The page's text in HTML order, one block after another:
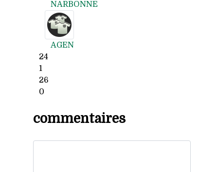
NARBONNE
AGEN
24
1
26
0
commentaires